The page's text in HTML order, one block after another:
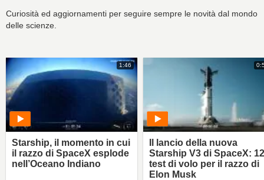
Curiosità ed aggiornamenti per seguire sempre le novità dal mondo
delle scienze.
1:46
Starship, il momento in cui
il razzo di SpaceX esplode
nell’Oceano Indiano
Il lancio della nuova
Starship V3 di SpaceX:
test di volo per il razzo di
Elon Musk